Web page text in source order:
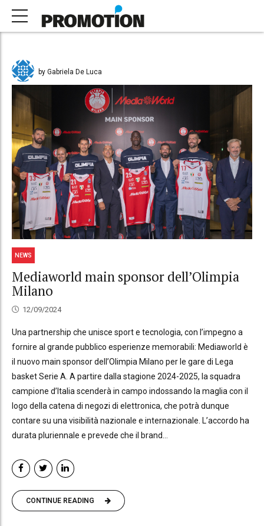
by Gabriela De Luca
NEWS
Mediaworld main sponsor dell’Olimpia
Milano
12/09/2024
Una partnership che unisce sport e tecnologia, con l’impegno a
fornire al grande pubblico esperienze memorabili: Mediaworld è
il nuovo main sponsor dell’Olimpia Milano per le gare di Lega
basket Serie A. A partire dalla stagione 2024-2025, la squadra
campione d’Italia scenderà in campo indossando la maglia con il
logo della catena di negozi di elettronica, che potrà dunque
contare su una visibilità nazionale e internazionale. L’accordo ha
durata pluriennale e prevede che il brand...
CONTINUE READING